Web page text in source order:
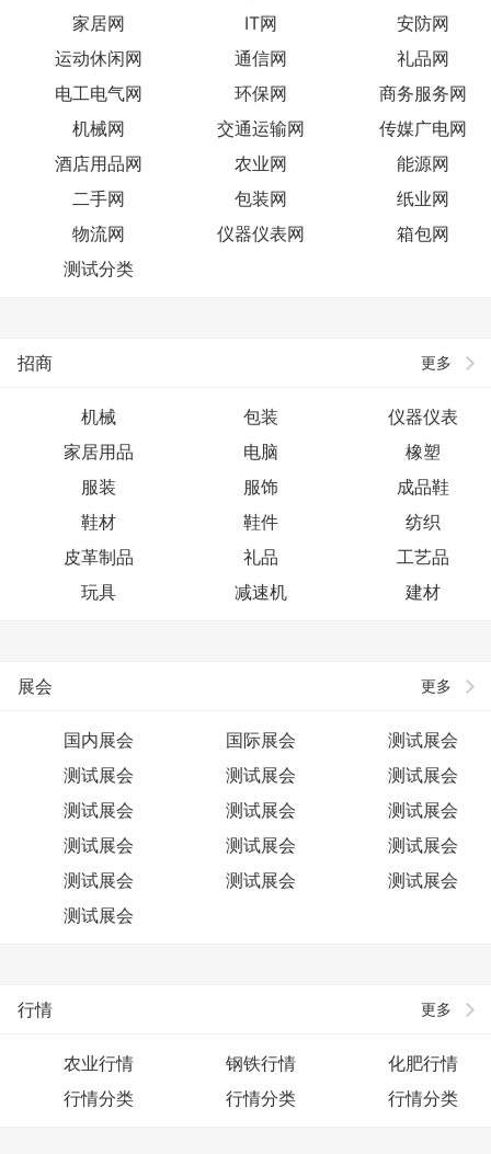
家居网
IT网
安防网
运动休闲网
通信网
礼品网
电工电气网
环保网
商务服务网
机械网
交通运输网
传媒广电网
酒店用品网
农业网
能源网
二手网
包装网
纸业网
物流网
仪器仪表网
箱包网
测试分类
更多
招商
机械 包装
仪器仪表
家居用品
电脑
橡塑
服装
服饰
成品鞋
鞋材
鞋件
纺织
皮革制品
礼品
工艺品
玩具
减速机 建材
更多
展会
国内展会 国际展会
测试展会
测试展会
测试展会
测试展会
测试展会
测试展会
测试展会
测试展会
测试展会
测试展会
测试展会
测试展会
测试展会
测试展会
更多
行情
农业行情 钢铁行情
化肥行情
行情分类
行情分类 行情分类